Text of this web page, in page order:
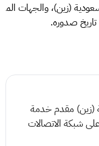
(زين)، والجهات الم
صدوره.
(زين) مقدم خدمة
شبكة الاتصالات